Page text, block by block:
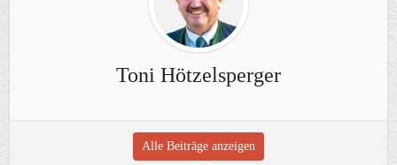
Toni Hötzelsperger
Alle Beiträge anzeigen